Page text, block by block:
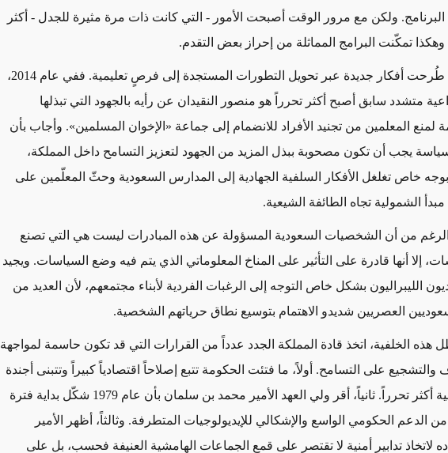
ولكن مع مرور الوقت أصبحت الأمور - التي كانت ذات مرة مثيرة للجدل - أكثر
وهكذا تمكّنت البرامج المماثلة من إحراز بعض التقدم.
وكذلك طُرحت أفكار جديدة عبر تحويل التطورات المستجدة إلى فرصٍ تعليمية. ففي عام 2014،
متشدد سابق أصبح أكثر تحرراً هو منصور النقيدان عن رأيه بالجهود التي تبذلها
لمنع المعلمين من تجنيد الأفراد للانضمام إلى جماعة «الإخوان المسلمين». وأجاب بأن
يجب أن تكون مصحوبة ببذل المزيد من الجهود لتعزيز التسامح داخل المملكة،
بوجه خاص تغلغل الأفكار السلفية الجهادية إلى المدارس السعودية وحثّ المعلّمين على
الشمولية تجاه الطائفة الشيعية.
من أن الشخصيات السعودية المسؤولة عن هذه المبادرات ليست هي التي تصنع
إلا أنها قادرة على التأثير على المناخ المعلوماتي الذي يتم فيه وضع السياسات. ويجيد
الليبراليون بشكل خاص التوجه إلى الرغبات الفردية لأبناء مجتمعهم، لأن العديد من
العصريين شديدو الاهتمام بتوسيع نطاق حرياتهم الشخصية.
هذه الخلفية، اتخذ قادة المملكة الجدد عدداً من القرارات التي قد تكون حاسمة لمواجهة
والتشجيع على التسامح. أولاً، ما فتئت الحكومة تتبع إصلاحاً اقتصادياً كبيراً وتتبنى أجندة
اجتماعية أكثر تحرراً. ثانياً، أقر ولي العهد الأمير محمد بن سلمان بأن عام 1979 شكّل بداية فترة
الدعم الحكومي الواسع والإشكالي للإيديولوجيات المتطرفة. وثالثاً، أظهر الأمير
لاتخاذ تدابير أمنية لا تقتصر على قمع الجماعات الهامشية العنيفة فحسب، بل على